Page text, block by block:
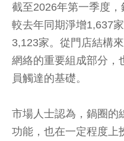
截至2026年第一季度，
較去年同期淨增1,637
3,123家。從門店結構
網絡的重要組成部分，
員觸達的基礎。
市場人士認為，鍋圈的
功能，也在一定程度上